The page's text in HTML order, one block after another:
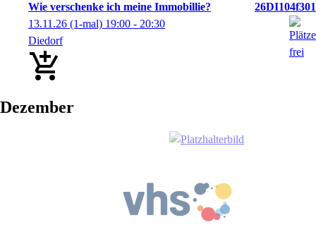
Wie verschenke ich meine Immobillie?
26DI104f301
13.11.26 (1-mal) 19:00 - 20:30
Diedorf
Dezember